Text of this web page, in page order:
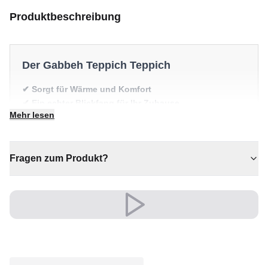
Produktbeschreibung
Der Gabbeh Teppich Teppich
✔ Sorgt für Wärme und Komfort
✔ Zeitloses Design für jeden Raum
✔ Verleiht jedem Raum gemütliche Eleganz
Versand & Service
Profitieren Sie von kostenlosem Versand und einem
Mehr lesen
Fragen zum Produkt?